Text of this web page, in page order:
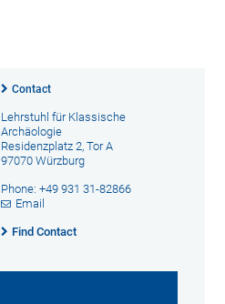
Contact
Lehrstuhl für Klassische
Archäologie
Residenzplatz 2, Tor A
97070 Würzburg
Phone: +49 931 31-82866
Email
Find Contact